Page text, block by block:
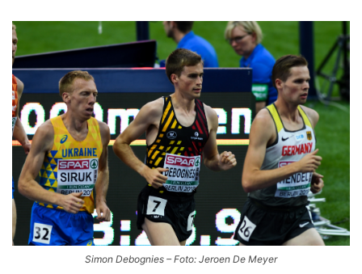
Simon Debognies – Foto: Jeroen De Meyer